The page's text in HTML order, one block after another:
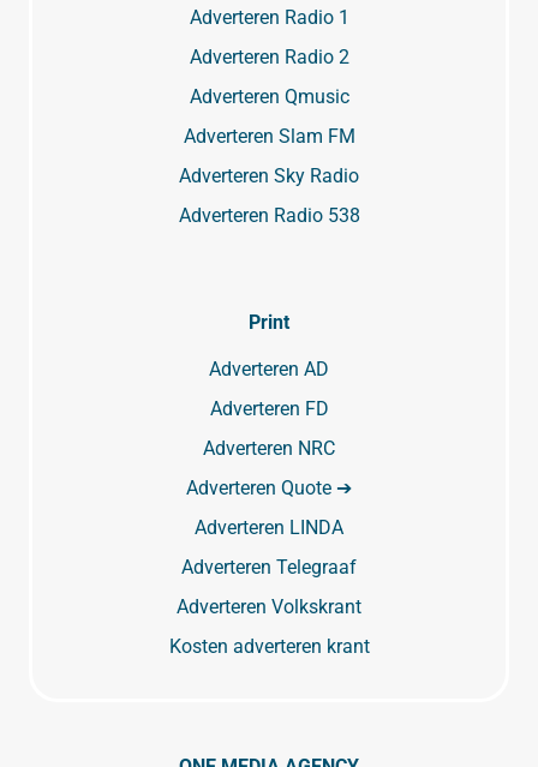
Adverteren Radio 1
Adverteren Radio 2
Adverteren Qmusic
Adverteren Slam FM
Adverteren Sky Radio
Adverteren Radio 538
Print
Adverteren AD
Adverteren FD
Adverteren NRC
Adverteren Quote ➔
Adverteren LINDA
Adverteren Telegraaf
Adverteren Volkskrant
Kosten adverteren krant